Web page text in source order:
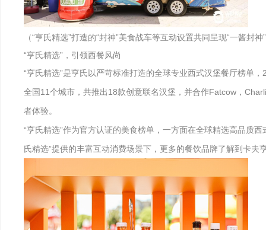
（“亨氏精选”打造的“封神”美食战车等互动设置共同呈现“一酱封
“亨氏精选”，引领西餐风尚
“亨氏精选”是亨氏以严苛标准打造的全球专业西式汉堡餐厅榜单
全国11个城市，共推出18款创意联名汉堡，并合作Fatcow，
者体验。
“亨氏精选”作为官方认证的美食榜单，一方面在全球精选高品质
氏精选”提供的丰富互动消费场景下，更多的餐饮品牌了解到卡